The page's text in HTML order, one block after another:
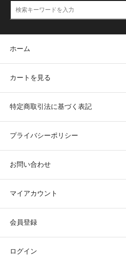
ホーム
カートを見る
特定商取引法に基づく表記
プライバシーポリシー
お問い合わせ
マイアカウント
会員登録
ログイン